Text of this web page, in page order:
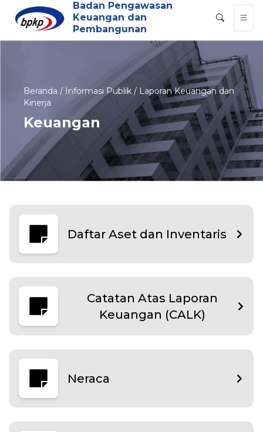
Badan Pengawasan
Keuangan dan
Pembangunan
Beranda / Informasi Publik / Laporan Keuangan dan
Kinerja
Keuangan
Daftar Aset dan Inventaris
Catatan Atas Laporan
Keuangan (CALK)
Neraca